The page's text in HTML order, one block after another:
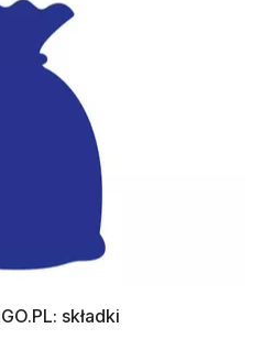
składki